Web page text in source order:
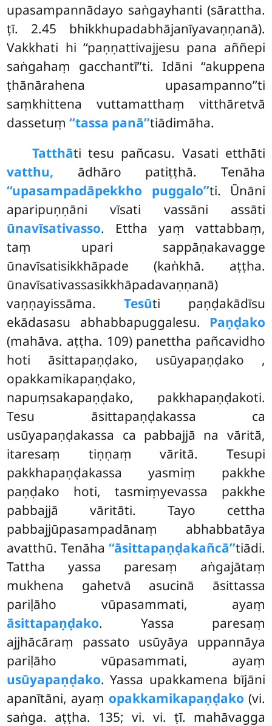
upasampannādayo saṅgayhanti (sārattha.
ṭī. 2.45 bhikkhupadabhājanīyavaṇṇanā).
Vakkhati hi ‘‘paṇṇattivajjesu pana aññepi
saṅgahaṃ gacchantī’’ti. Idāni ‘‘akuppena
ṭhānārahena upasampanno’’ti
saṃkhittena vuttamatthaṃ vitthāretvā
dassetuṃ‘‘tassa panā’’tiādimāha.
Tatthāti tesu pañcasu. Vasati etthāti
vatthu, ādhāro patiṭṭhā. Tenāha
‘‘upasampadāpekkho puggalo’’ti. Ūnāni
aparipuṇṇāni vīsati vassāni assāti
ūnavīsativasso. Ettha yaṃ vattabbaṃ,
taṃ upari sappāṇakavagge
ūnavīsatisikkhāpade (kaṅkhā. aṭṭha.
ūnavīsativassasikkhāpadavaṇṇanā)
vaṇṇayissāma. Tesūti paṇḍakādīsu
ekādasasu abhabbapuggalesu. Paṇḍako
(mahāva. aṭṭha. 109) panettha pañcavidho
hoti āsittapaṇḍako, usūyapaṇḍako ,
opakkamikapaṇḍako,
napuṃsakapaṇḍako, pakkhapaṇḍakoti.
Tesu āsittapaṇḍakassa ca
usūyapaṇḍakassa ca pabbajjā na vāritā,
itaresaṃ tiṇṇaṃ vāritā. Tesupi
pakkhapaṇḍakassa yasmiṃ pakkhe
paṇḍako hoti, tasmiṃyevassa pakkhe
pabbajjā vāritāti. Tayo cettha
pabbajjūpasampadānaṃ abhabbatāya
avatthū. Tenāha ‘‘āsittapaṇḍakañcā’’tiādi.
Tattha yassa paresaṃ aṅgajātaṃ
mukhena gahetvā asucinā āsittassa
pariḷāho vūpasammati, ayaṃ
āsittapaṇḍako. Yassa paresaṃ
ajjhācāraṃ passato usūyāya uppannāya
pariḷāho vūpasammati, ayaṃ
usūyapaṇḍako. Yassa upakkamena bījāni
apanītāni, ayaṃ opakkamikapaṇḍako (vi.
saṅga. aṭṭha. 135; vi. vi. ṭī. mahāvagga